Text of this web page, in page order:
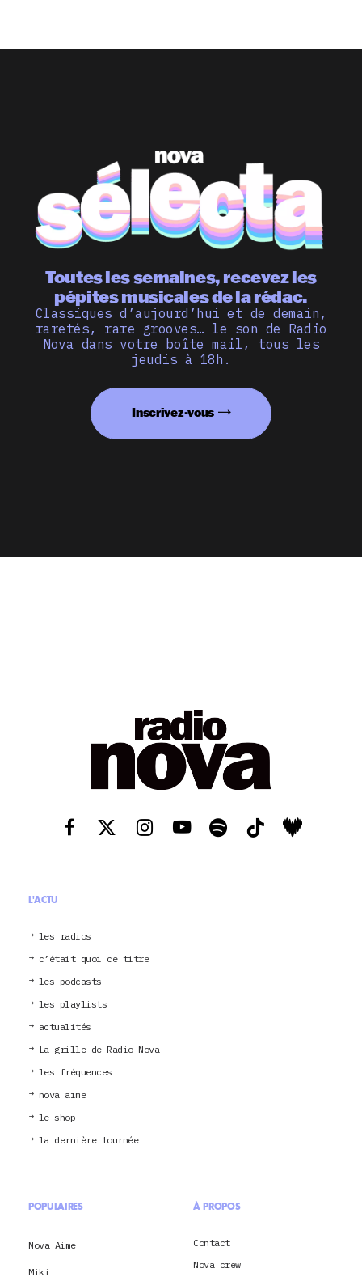
Toutes les semaines, recevez les
pépites musicales de la rédac.
Classiques d’aujourd’hui et de demain,
raretés, rare grooves… le son de Radio
Nova dans votre boîte mail, tous les
jeudis à 18h.
Inscrivez-vous
L'ACTU
les radios
c’était quoi ce titre
les podcasts
les playlists
actualités
La grille de Radio Nova
les fréquences
nova aime
le shop
la dernière tournée
POPULAIRES
Nova Aime
Miki
À PROPOS
Contact
Nova crew